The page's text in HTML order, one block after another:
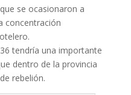
se ocasionaron a
concentración
tendría una importante
dentro de la provincia
rebelión.